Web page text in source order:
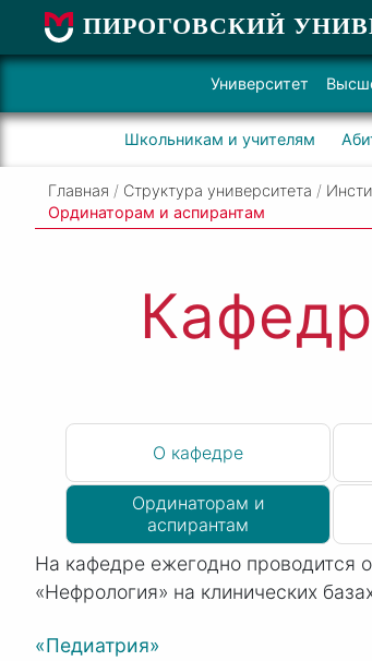
ПИРОГОВСКИЙ
Университет
Школьникам и учителям
Главная / Структура университета /
Ординаторам и аспирантам
О кафедре
Ординаторам и
аспирантам
На кафедре ежегодно проводится
«Нефрология» на клинических
«Педиатрия»